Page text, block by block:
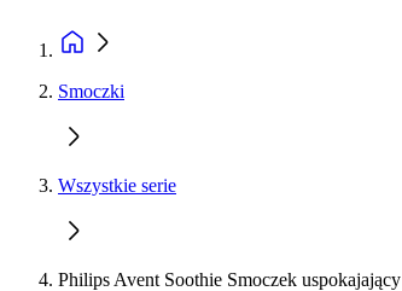
Smoczki
Wszystkie serie
Philips Avent Soothie Smoczek uspokajający